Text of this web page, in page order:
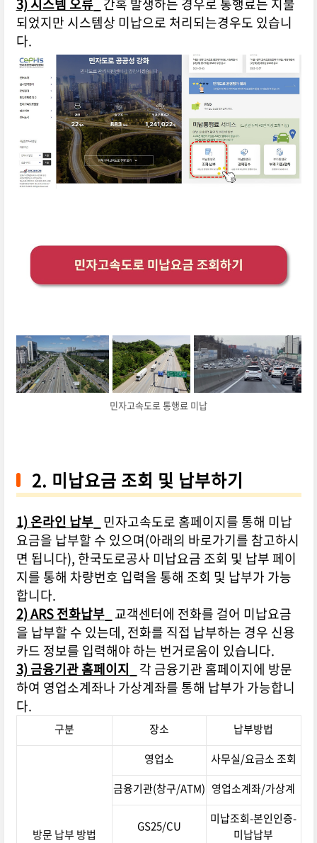
되었지만 시스템상 미납으로 처리되는경우도 있습니
다.
민자고속도로 통행료 미납
2. 미납요금 조회 및 납부하기
1) 온라인 납부_ 민자고속도로 홈페이지를 통해 미납
요금을 납부할 수 있으며(아래의 바로가기를 참고하시
면 됩니다), 한국도로공사 미납요금 조회 및 납부 페이
지를 통해 차량번호 입력을 통해 조회 및 납부가 가능
합니다.
2) ARS 전화납부_ 교객센터에 전화를 걸어 미납요금
을 납부할 수 있는데, 전화를 직접 납부하는 경우 신용
카드 정보를 입력해야 하는 번거로움이 있습니다.
3) 금융기관 홈페이지
각 금융기관 홈페이지에 방문
하여 영업소계좌나 가상계좌를 통해 납부가 가능합니
다.
구분 장소 납부방법
방문 납부 방법
영업소
사무실/요금소 조회
금융기관(창구/ATM) 영업소계좌/가상계
GS25/CU
미납조회-본인인증-
미납납부